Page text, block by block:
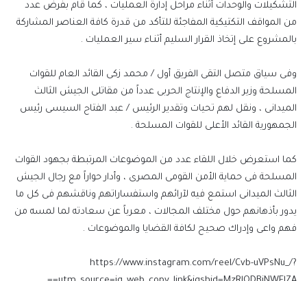
التشكيلات والوحدات أثناء مراحل إدارة العمليات ، كما قام بفرض عدد
من المواقف التكتيكية المفاجئة للتأكد من قدرة كافة العناصر المشاركة
بالمشروع على إتخاذ القرار السليم أثنـاء سير العمليات .
وفى سياق متصل التقى الفريق أول / محمد زكى القائد العام للقوات
المسلحة وزير الدفاع والإنتاج الحربى عدداً من مقاتلى الجيش الثالث
الميدانى ، ونقل لهم تحيات وتقدير الرئيس / عبد الفتاح السيسى رئيس
الجمهورية القائد الأعلى للقوات المسلحة .
كما استعرض خلال اللقاء عدد من الموضوعات المرتبطة بجهود القوات
المسلحة فى حماية الأمن القومى المصرى ، وأدار حواراً مع رجال الجيش
الثالث الميدانى استمع فيه لآرائهم واستفساراتهم وناقشهم فى كل ما
يدور بأذهانهم حول مختلف المجالات ، معرباً عن سعادته لما لمسه من
فهم واعى وإدراك صحيح لكافة القضايا والموضوعات .
https://www.instagram.com/reel/Cvb-uVPsNu_/?